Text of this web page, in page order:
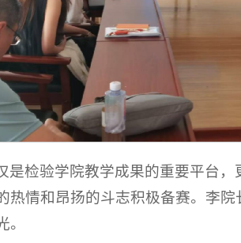
是检验学院教学成果的重要平台
热情和昂扬的斗志积极备赛。李